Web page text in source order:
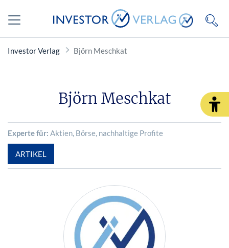
Investor Verlag Björn Meschkat
Björn Meschkat
Experte für: Aktien, Börse, nachhaltige Profite
ARTIKEL